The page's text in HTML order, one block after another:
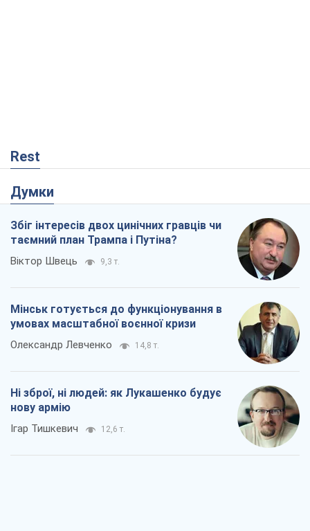
Rest
Думки
Збіг інтересів двох цинічних гравців чи
таємний план Трампа і Путіна?
Віктор Швець 9,3 т.
Мінськ готується до функціонування в
умовах масштабної воєнної кризи
Олександр Левченко 14,8 т.
Ні зброї, ні людей: як Лукашенко будує
нову армію
Ігар Тишкевич 12,6 т.